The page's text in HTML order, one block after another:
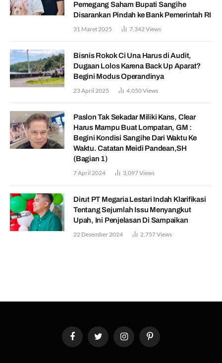
Pemegang Saham Bupati Sangihe
Disarankan Pindah ke Bank Pemerintah RI
31 Maret 2025 7,342Views
Bisnis Rokok Ci Una Harus di Audit,
Dugaan Lolos Karena Back Up Aparat?
Begini Modus Operandinya
23 April 2025 4,050Views
Paslon Tak Sekadar Miliki Kans, Clear
Harus Mampu Buat Lompatan, GM :
Begini Kondisi Sangihe Dari Waktu Ke
Waktu. Catatan Meidi Pandean,SH
(Bagian 1)
7 April 2024 3,097Views
Dirut PT Megaria Lestari Indah Klarifikasi
Tentang Sejumlah Issu Menyangkut
Upah, Ini Penjelasan Di Sampaikan
22 Desember 2024 2,757Views
FacebookTwitter InstagramPinterest